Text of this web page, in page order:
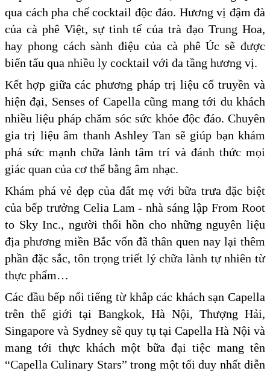
qua cách pha chế cocktail độc đáo. Hương vị đậm đà
của cà phê Việt, sự tinh tế của trà đạo Trung Hoa,
hay phong cách sành điệu của cà phê Úc sẽ được
biến tấu qua nhiều ly cocktail với đa tầng hương vị.
Kết hợp giữa các phương pháp trị liệu cổ truyền và
hiện đại, Senses of Capella cũng mang tới du khách
nhiều liệu pháp chăm sóc sức khỏe độc đáo. Chuyên
gia trị liệu âm thanh Ashley Tan sẽ giúp bạn khám
phá sức mạnh chữa lành tâm trí và đánh thức mọi
giác quan của cơ thể bằng âm nhạc.
Khám phá vẻ đẹp của đất mẹ với bữa trưa đặc biệt
của bếp trưởng Celia Lam - nhà sáng lập From Root
to Sky Inc., người thổi hồn cho những nguyên liệu
địa phương miền Bắc vốn đã thân quen nay lại thêm
phần đặc sắc, tôn trọng triết lý chữa lành tự nhiên từ
thực phẩm…
Các đầu bếp nổi tiếng từ khắp các khách sạn Capella
trên thế giới tại Bangkok, Hà Nội, Thượng Hải,
Singapore và Sydney sẽ quy tụ tại Capella Hà Nội và
mang tới thực khách một bữa đại tiệc mang tên
“Capella Culinary Stars” trong một tối duy nhất diễn